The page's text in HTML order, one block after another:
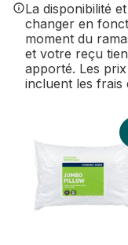
La disponibilité
changer en
moment du
et votre reçu
apporté. Les
incluent les frais